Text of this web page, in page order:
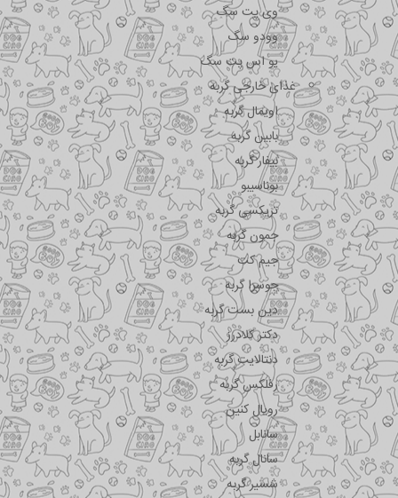
وی پت سگ
وودو سگ
یو اس پت سگ
غذای خارجی گربه
اویمال گربه
بابین گربه
بیفار گربه
بوناسیبو
تریکسی گربه
جمون گربه
جیم کت
جوسرا گربه
دین بست گربه
دکتر کلادرز
دنتالایت گربه
رفلکس گربه
رویال کنین
سانابل
سانال گربه
شسیر گربه